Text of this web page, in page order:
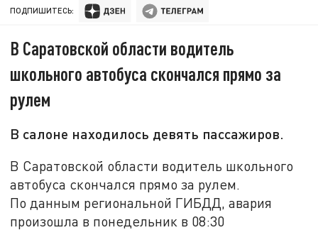
ПОДПИШИТЕСЬ:
В Саратовской области водитель
школьного автобуса скончался прямо за
рулем
В салоне находилось девять пассажиров.
В Саратовской области водитель школьного
автобуса скончался прямо за рулем.
По данным региональной ГИБДД, авария
произошла в понедельник в 08:30